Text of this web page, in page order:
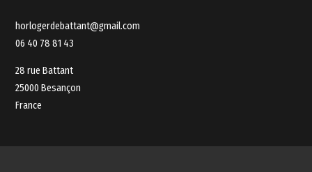
horlogerdebattant@gmail.com
06 40 78 81 43
28 rue Battant
25000 Besançon
France